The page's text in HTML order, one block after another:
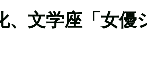
、文学座「女優